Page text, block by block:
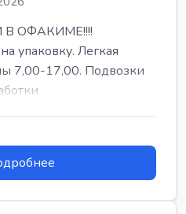
В ОФАКИМЕ!!!!
упаковку. Легкая
7,00-17,00. Подвозки